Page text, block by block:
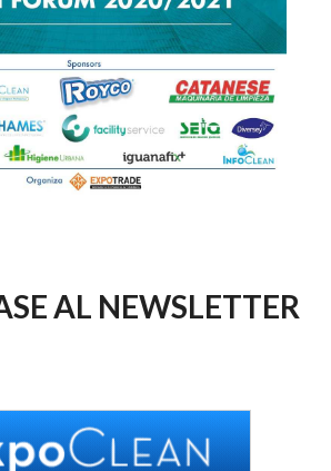
AL NEWSLETTER